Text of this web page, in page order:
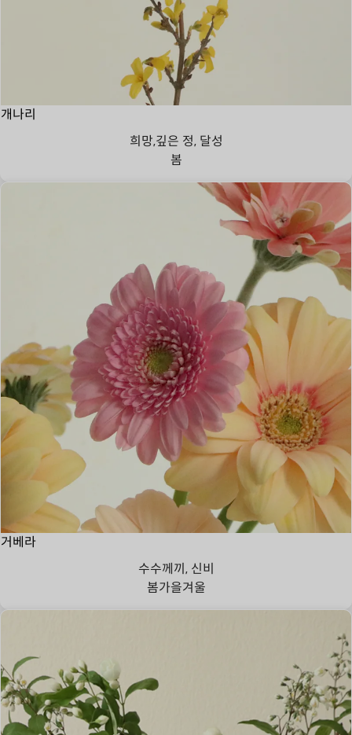
개나리
희망,깊은 정, 달성
봄
거베라
수수께끼, 신비
봄가을겨울